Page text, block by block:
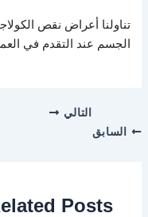
تناولنا أعراض نقص
الجسم عند التقدم في
السابق
التالي
Posts